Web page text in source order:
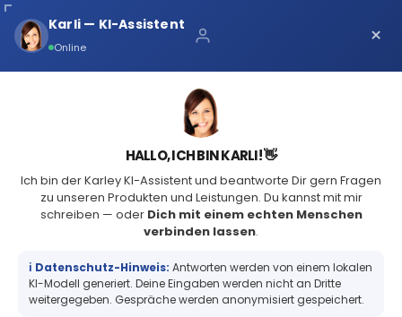
+49 (2361) 979231-0
INFORMATIONEN
Datenschutzerklärung
Karley Shop
Karli — KI-Assistent
Online ×
HALLO, ICH BIN KARLI! 👋
Ich bin der Karley KI-Assistent und beantworte Dir gern Fragen
zu unseren Produkten und Leistungen. Du kannst mit mir
schreiben — oder Dich mit einem echten Menschen
verbinden lassen.
ℹ️ Datenschutz-Hinweis: Antworten werden von einem lokalen
KI-Modell generiert. Deine Eingaben werden nicht an Dritte
weitergegeben. Gespräche werden anonymisiert gespeichert.